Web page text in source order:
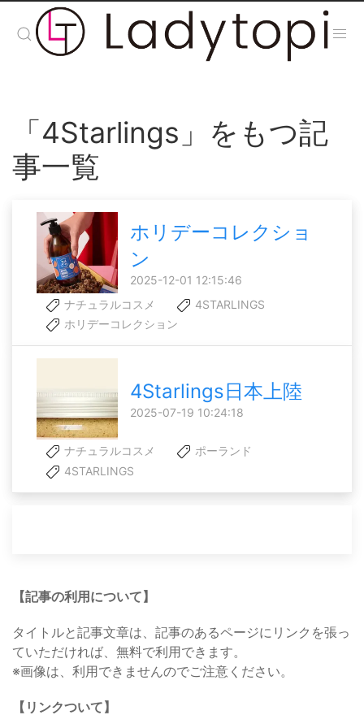
「4Starlings」をもつ記
事一覧
ホリデーコレクショ
ン
2025-12-01 12:15:46
ナチュラルコスメ
4STARLINGS
ホリデーコレクション
4Starlings日本上陸
2025-07-19 10:24:18
ナチュラルコスメ
ポーランド
4STARLINGS
【記事の利用について】
タイトルと記事文章は、記事のあるページにリンクを張っ
ていただければ、無料で利用できます。
※画像は、利用できませんのでご注意ください。
【リンクついて】